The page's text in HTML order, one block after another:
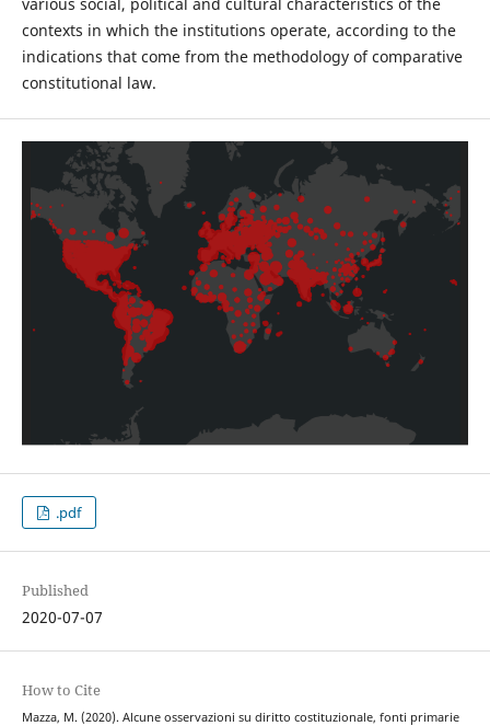
contexts in which the institutions operate, according to the
indications that come from the methodology of comparative
constitutional law.
.pdf
Published
2020-07-07
How to Cite
Mazza, M. (2020). Alcune osservazioni su diritto costituzionale, fonti primarie